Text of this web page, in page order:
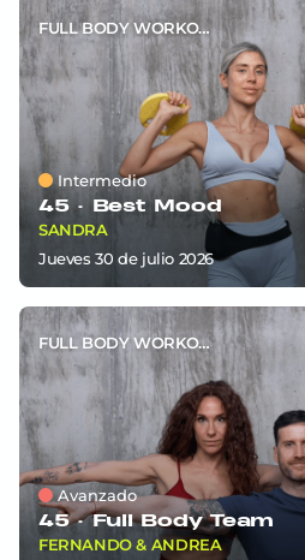
FULL BODY WORKOUT
Intermedio
45 · Best Mood
SANDRA
jueves 30 de julio 2026
FULL BODY WORKOUT
Avanzado
45 ·Full Body Team
FERNANDO & ANDREA